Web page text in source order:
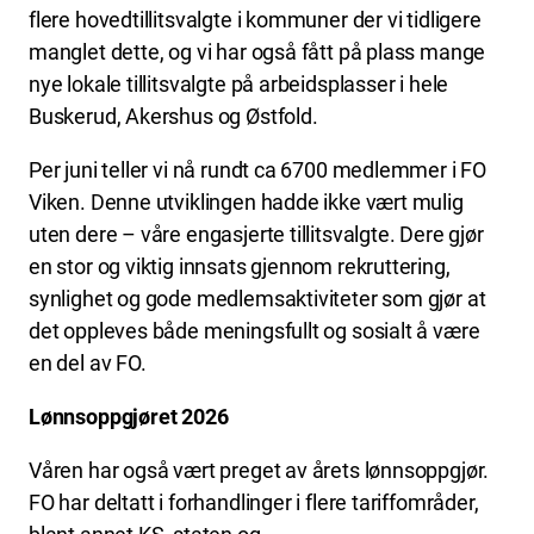
flere hovedtillitsvalgte i kommuner der vi tidligere
manglet dette, og vi har også fått på plass mange
nye lokale tillitsvalgte på arbeidsplasser i hele
Buskerud, Akershus og Østfold.
Per juni teller vi nå rundt ca 6700 medlemmer i FO
Viken. Denne utviklingen hadde ikke vært mulig
uten dere – våre engasjerte tillitsvalgte. Dere gjør
en stor og viktig innsats gjennom rekruttering,
synlighet og gode medlemsaktiviteter som gjør at
det oppleves både meningsfullt og sosialt å være
en del av FO.
Lønnsoppgjøret 2026
Våren har også vært preget av årets lønnsoppgjør.
FO har deltatt i forhandlinger i flere tariffområder,